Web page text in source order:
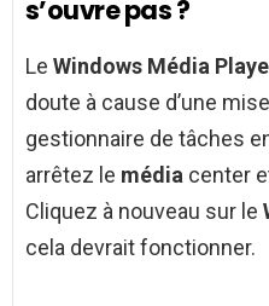
s’ouvre pas ?
Le Windows Média
doute à cause d’une
gestionnaire de tâches
arrêtez le média center
Cliquez à nouveau sur le
cela devrait fonctionner.